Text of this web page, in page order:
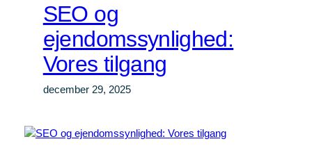
SEO og
ejendomssynlighed:
Vores tilgang
december 29, 2025